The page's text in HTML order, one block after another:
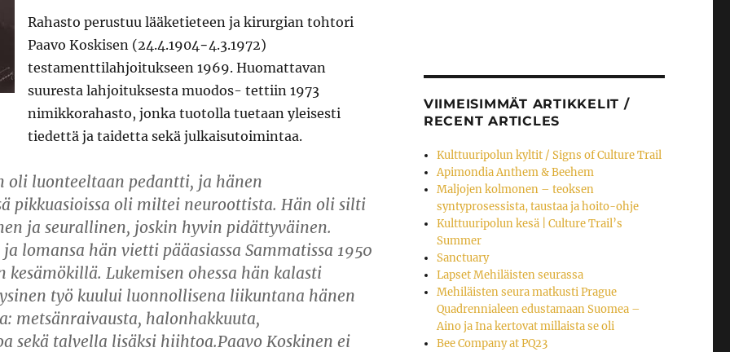
Rahasto perustuu lääketieteen ja kirurgian tohtori
Paavo Koskisen (24.4.1904−4.3.1972)
testamenttilahjoitukseen 1969. Huomattavan
suuresta lahjoituksesta muodos- tettiin 1973
nimikkorahasto, jonka tuotolla tuetaan yleisesti
tiedettä ja taidetta sekä julkaisutoimintaa.
oli luonteeltaan pedantti, ja hänen
pikkuasioissa oli miltei neuroottista. Hän oli silti
ja seurallinen, joskin hyvin pidättyväinen.
lomansa hän vietti pääasiassa Sammatissa 1950
kesämökillä. Lukemisen ohessa hän kalasti
työ kuului luonnollisena liikuntana hänen
metsänraivausta, halonhakkuuta,
sekä talvella lisäksi hiihtoa.Paavo Koskinen ei
VIIMEISIMMÄT ARTIKKELIT /
RECENT ARTICLES
Kulttuuripolun kyltit / Signs of Culture Trail
Apimondia Anthem & Beehem
Maljojen kolmonen – teoksen
syntyprosessista, taustaa ja hoito-ohje
Kulttuuripolun kesä | Culture Trail’s
Summer
Sanctuary
Lapset Mehiläisten seurassa
Mehiläisten seura matkusti Prague
Quadrennialeen edustamaan Suomea –
Aino ja Ina kertovat millaista se oli
Bee Company at PQ23